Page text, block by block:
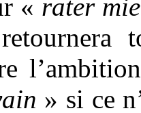
« rater
» si ce